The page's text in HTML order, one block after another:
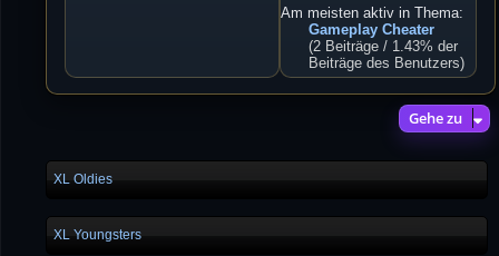
Am meisten aktiv in Thema:
Gameplay Cheater
(2 Beiträge / 1.43% der
Beiträge des Benutzers)
Gehe zu
XL Oldies
XL Youngsters